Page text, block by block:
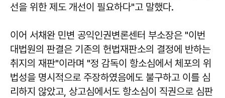
선을 위한 제도 개선이 필요하다"고 말했다.
이어 서채완 민변 공익인권변론센터 부소장은 "이번
대법원의 판결은 기존의 헌법재판소의 결정에 반하는
취지의 재판"이라며 "정 감독이 항소심에서 체포의 위
법성을 명시적으로 주장하였음에도 불구하고 이를 심
리하지 않았고, 상고심에서도 항소심이 직권으로 심판